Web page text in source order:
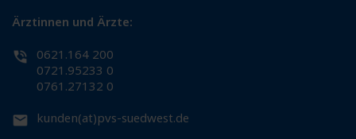
Ärztinnen und Ärzte:
0621.164 200
0721.95233 0
0761.27132 0
kunden(at)pvs-suedwest.de